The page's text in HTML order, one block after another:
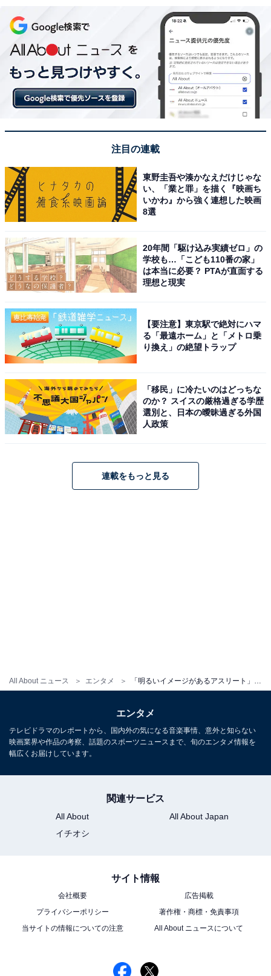
All About ニュース エンタメ 「明るいイメージがあるアスリート」ランキング！ 「阿部詩」「伊藤美誠」を抑えた1位は？
注目の連載
東野圭吾や湊かなえだけじゃな
い、「業と罪」を描く『映画ち
いかわ』から強く連想した映画
8選
20年間「駆け込み実績ゼロ」の
学校も…「こども110番の家」
は本当に必要？ PTAが直面する
理想と現実
【要注意】東京駅で絶対にハマ
る「最遠ホーム」と「メトロ乗
り換え」の絶望トラップ
「移民」に冷たいのはどっちな
のか？ スイスの厳格過ぎる学歴
選別と、日本の曖昧過ぎる外国
人政策
連載をもっと見る
エンタメ
テレビドラマのレポートから、国内外の気になる音楽事情、意外と知らない
映画業界や作品の考察、話題のスポーツニュースまで、旬のエンタメ情報を
幅広くお届けしています。
関連サービス
All About
All About Japan
イチオシ
サイト情報
会社概要
広告掲載
プライバシーポリシー
著作権・商標・免責事項
当サイトの情報についての注意
All About ニュースについて